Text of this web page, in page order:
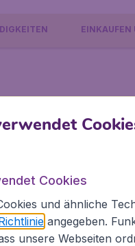
EINKAUFEN
Cookies
und ähnliche
angegeben.
unsere Webseiten